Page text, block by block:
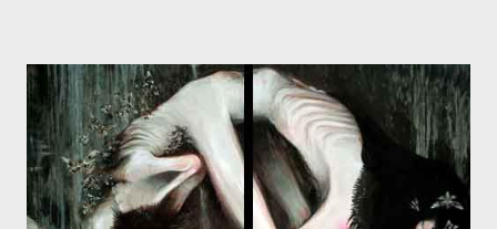
தனது இணையதளத்திலே தொடர்ந்து பதிவு செய்கிறார். உயிர்மை
இன்னும் சில வருடங்களுக்கு தனக்கு எதிராக எழுத்தாளர்களை ஏவி
விட்டபடி இருக்கும் என்று ஒரு அச்சத்தை வெளிப்படுத்தியபடி
இருக்கிறார். அவர் கடுமையான பாதுகாப்பின்மை மனநிலையில் உள்ளார்.
உயிர்மை அவரை தாக்க உத்தேசித்தாலும் இல்லை என்றாலும்